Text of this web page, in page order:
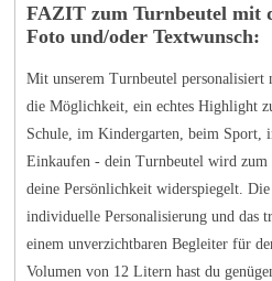
FAZIT zum Turnbeutel mit
Foto und/oder Textwunsch:
Mit unserem Turnbeutel personalisiert
die Möglichkeit, ein echtes Highlight
Schule, im Kindergarten, beim Sport,
Einkaufen - dein Turnbeutel wird
deine Persönlichkeit widerspiegelt.
individuelle Personalisierung und das
einem unverzichtbaren Begleiter für
Volumen von 12 Litern hast du